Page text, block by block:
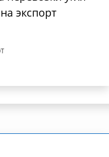
экспорт